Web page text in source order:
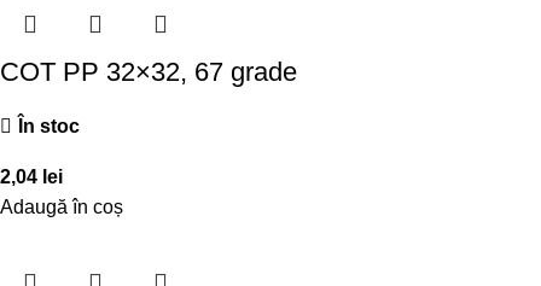
COT PP 32×32, 67 grade
În stoc
2,04 lei
Adaugă în coș